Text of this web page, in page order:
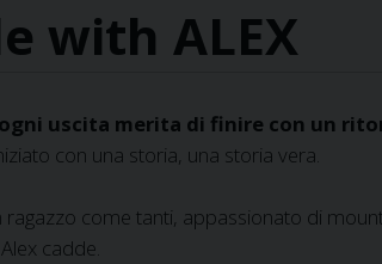
with ALEX
uscita merita di finire con un
con una storia, una storia vera.
ragazzo come tanti, appassionato di
cadde.